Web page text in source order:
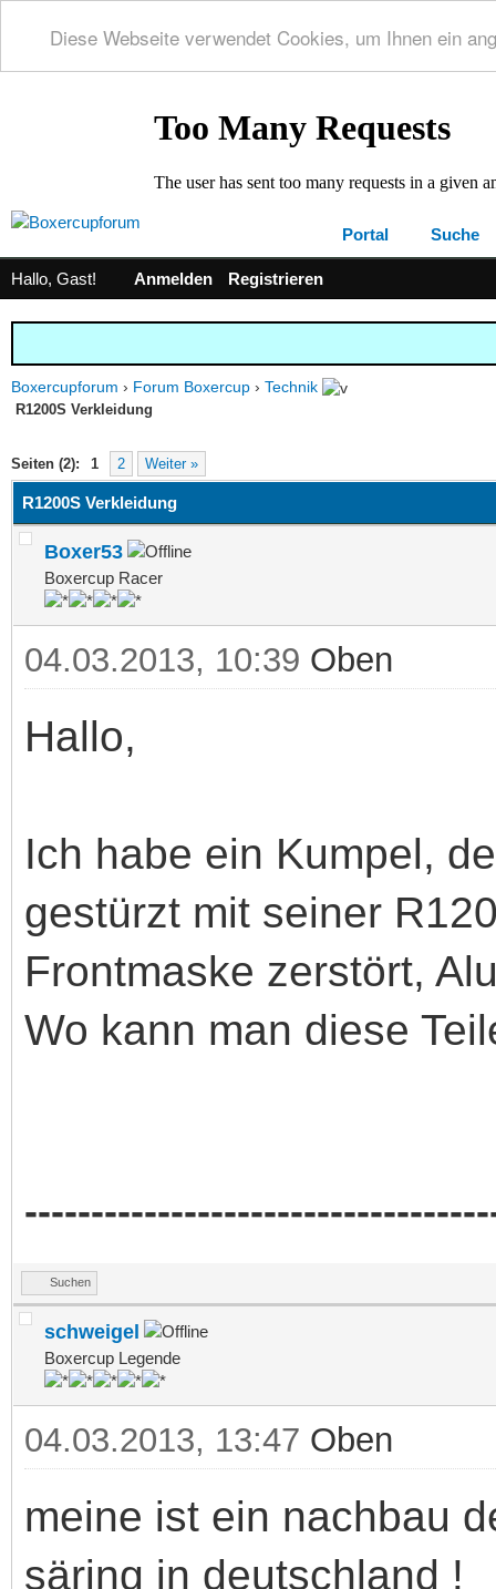
Diese Webseite verwendet Cookies, um Ihnen ein
Portal Suche
Hallo, Gast! Anmelden Registrieren
Boxercupforum › Forum Boxercup › Technik
R1200S Verkleidung
Seiten (2): 1 2 Weiter »
0 im Durchschnitt
R1200S Verkleidung
Boxer53
Boxercup Racer
04.03.2013, 10:39 Oben
Hallo,
Ich habe ein Kumpel,
gestürzt mit seiner
Frontmaske zerstört,
Wo kann man diese
Suchen
schweigel
Boxercup Legende
04.03.2013, 13:47 Oben
meine ist ein nachbau
säring in deutschland !